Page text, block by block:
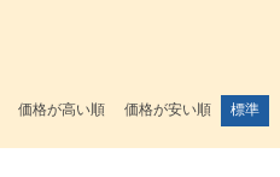
価格が高い順 価格が安い順 標準